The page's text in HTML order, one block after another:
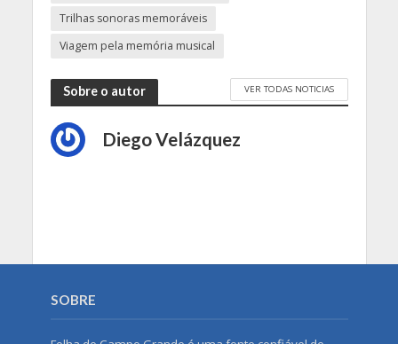
Trilhas sonoras memoráveis
Viagem pela memória musical
Sobre o autor VER TODAS NOTICIAS
Diego Velázquez
SOBRE